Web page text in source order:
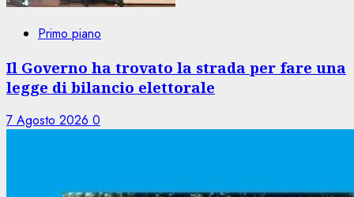
Primo piano
Il Governo ha trovato la strada per fare una
legge di bilancio elettorale
7 Agosto 2026 0